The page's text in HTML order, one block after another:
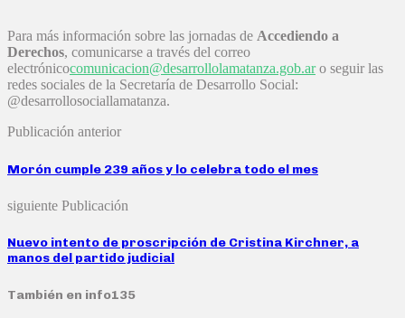
Para más información sobre las jornadas de Accediendo a
Derechos, comunicarse a través del correo
electrónicocomunicacion@desarrollolamatanza.gob.aro seguir las
redes sociales de la Secretaría de Desarrollo Social:
@desarrollosociallamatanza.
Publicación anterior
Morón cumple 239 años y lo celebra todo el mes
siguiente Publicación
Nuevo intento de proscripción de Cristina Kirchner, a
manos del partido judicial
También en info135